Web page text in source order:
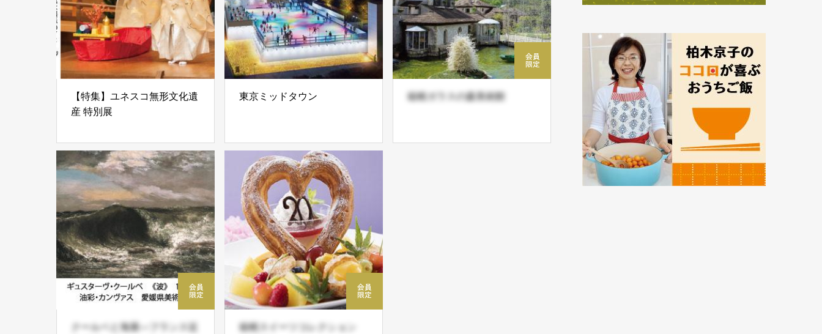
【特集】ユネスコ無形文化遺
産 特別展
東京ミッドタウン 箱根ガラスの森美術館
クールベと海展―フランス近
箱根スイーツコレクション